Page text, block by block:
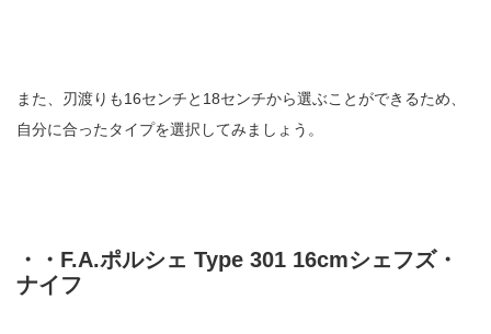
また、刃渡りも16センチと18センチから選ぶことができるため、
自分に合ったタイプを選択してみましょう。
・・F.A.ポルシェ Type 301 16cmシェフズ・
ナイフ